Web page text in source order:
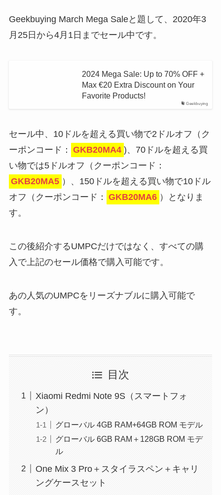
Geekbuying March Mega Saleと題して、2020年3
月25日から4月1日までセール中です。
Geekbuying
2024 Mega Sale: Up to 70% OFF +
Max €20 Extra Discount on Your
Favorite Products!
セール中、10ドルを超える買い物で2ドルオフ（ク
ーポンコード：
GKB20MA4 )、70ドルを超える買
い物では5ドルオフ（クーポンコード：
GKB20MA5 ）、150ドルを超える買い物で10ドル
オフ（クーポンコード：
GKB20MA6 ）となりま
す。
この後紹介するUMPCだけではなく、すべての購
入で上記のセール価格で購入可能です。
あの人気のUMPCをリーズナブルに購入可能で
す。
目次
Xiaomi Redmi Note 9S（スマートフォ
ン）
グローバル 4GB RAM+64GB ROM モデル
グローバル 6GB RAM＋128GB ROM モデ
ル
One Mix 3 Pro＋スタイラスペン＋キャリ
ングケースセット